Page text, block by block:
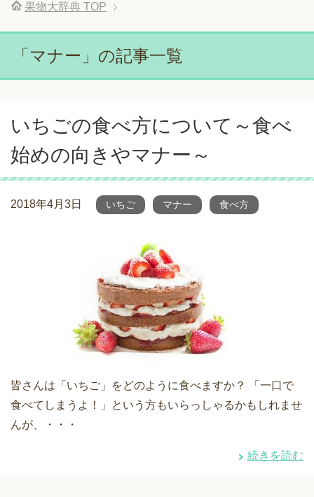
果物大辞典 TOP
「マナー」の記事一覧
いちごの食べ方について～食べ
始めの向きやマナー～
2018年4月3日 いちご マナー 食べ方
皆さんは「いちご」をどのように食べますか？ 「一口で
食べてしまうよ！」という方もいらっしゃるかもしれませ
んが、・・・
続きを読む